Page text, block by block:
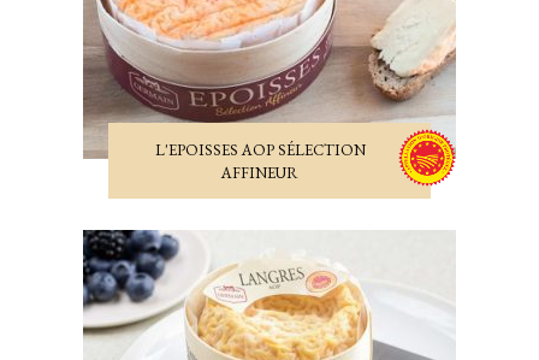
L'EPOISSES AOP SÉLECTION
AFFINEUR